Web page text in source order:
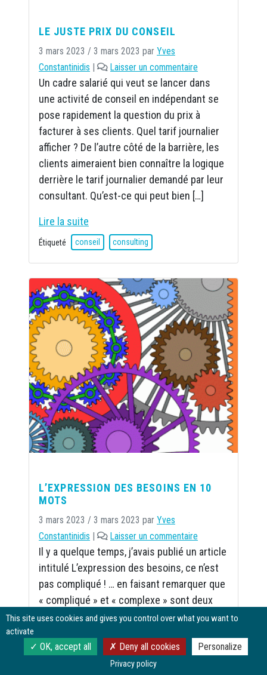
LE JUSTE PRIX DU CONSEIL
3 mars 2023 / 3 mars 2023 par Yves
Constantinidis | Laisser un commentaire
Un cadre salarié qui veut se lancer dans
une activité de conseil en indépendant se
pose rapidement la question du prix à
facturer à ses clients. Quel tarif journalier
afficher ? De l’autre côté de la barrière, les
clients aimeraient bien connaître la logique
derrière le tarif journalier demandé par leur
consultant. Qu’est-ce qui peut bien […]
Lire la suite
Étiqueté conseil consulting
L’EXPRESSION DES BESOINS EN 10
MOTS
3 mars 2023 / 3 mars 2023 par Yves
Constantinidis | Laisser un commentaire
Il y a quelque temps, j’avais publié un article
intitulé L’expression des besoins, ce n’est
pas compliqué ! … en faisant remarquer que
« compliqué » et « complexe » sont deux
choses différentes. Une manière classique
compliquées consiste à truffer le discours
de mots obscurs, ambigus et hyper-
This site uses cookies and gives you control over what you want to
activate
OK, accept all Deny all cookies Personalize
Privacy policy